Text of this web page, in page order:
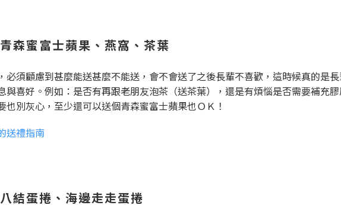
森蜜富士蘋果、燕窩、茶葉
必須顧慮到甚麼能送甚麼不能送，會不會送了之後長輩不喜歡，這時候真的是
喜好。例如：是否有再跟老朋友泡茶（送茶葉），還是有煩惱是否需要補充
別灰心，至少還可以送個青森蜜富士蘋果也ＯＫ！
送禮指南
八結蛋捲、海邊走走蛋捲